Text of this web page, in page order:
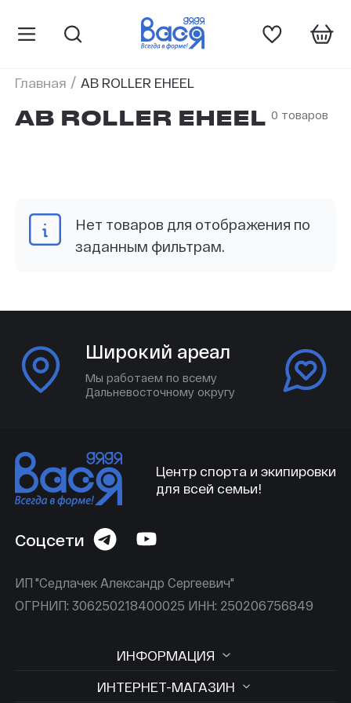
Главная / AB ROLLER EHEEL
AB ROLLER EHEEL 0 товаров
Нет товаров для отображения по
заданным фильтрам.
Широкий ареал
Мы работаем по всему
Дальневосточному округу
Центр спорта и экипировки
для всей семьи!
ИП "Седлачек Александр Сергеевич"
ОГРНИП: 306250218400025 ИНН: 250206756849
Соцсети
ИНФОРМАЦИЯ
ИНТЕРНЕТ-МАГАЗИН